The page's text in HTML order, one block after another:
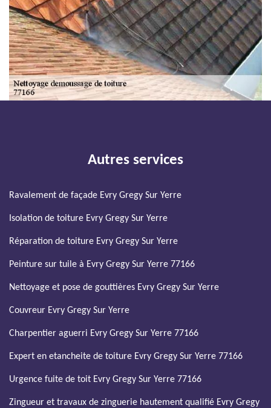
Autres services
Ravalement de façade Evry Gregy Sur Yerre
Isolation de toiture Evry Gregy Sur Yerre
Réparation de toiture Evry Gregy Sur Yerre
Peinture sur tuile à Evry Gregy Sur Yerre 77166
Nettoyage et pose de gouttières Evry Gregy Sur Yerre
Couvreur Evry Gregy Sur Yerre
Charpentier aguerri Evry Gregy Sur Yerre 77166
Expert en etancheite de toiture Evry Gregy Sur Yerre 77166
Urgence fuite de toit Evry Gregy Sur Yerre 77166
Zingueur et travaux de zinguerie hautement qualifié Evry Gregy